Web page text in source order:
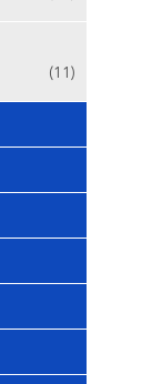
(11)